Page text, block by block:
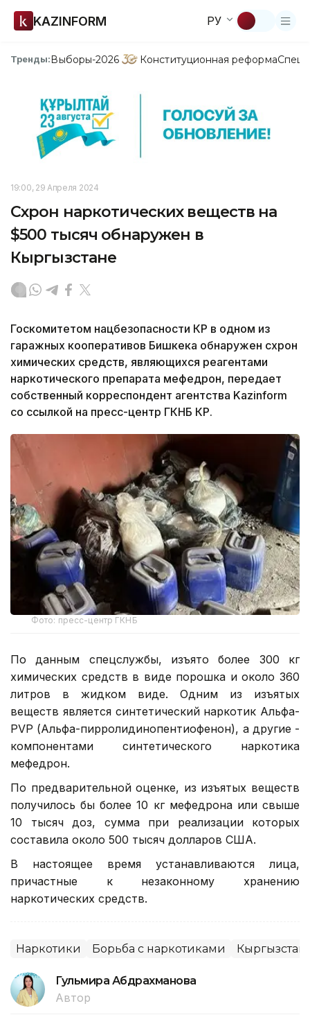
KAZINFORM РУ
Тренды:Выборы-2026 Конституционная реформа
19:00, 29 Апреля 2024
Схрон наркотических веществ на
$500 тысяч обнаружен в
Кыргызстане
Госкомитетом нацбезопасности КР в одном из
гаражных кооперативов Бишкека обнаружен схрон
химических средств, являющихся реагентами
наркотического препарата мефедрон, передает
собственный корреспондент агентства Kazinform
со ссылкой на пресс-центр ГКНБ КР.
Фото: пресс-центр ГКНБ
По данным спецслужбы, изъято более 300 кг
химических средств в виде порошка и около 360
литров в жидком виде. Одним из изъятых
веществ является синтетический наркотик Альфа-
PVP (Альфа-пирролидинопентиофенон), а другие -
компонентами синтетического наркотика
мефедрон.
По предварительной оценке, из изъятых веществ
получилось бы более 10 кг мефедрона или свыше
10 тысяч доз, сумма при реализации которых
составила около 500 тысяч долларов США.
В настоящее время устанавливаются лица,
причастные к незаконному хранению
наркотических средств.
Наркотики Борьба с наркотиками Кыргызстан
Гульмира Абдрахманова
Автор